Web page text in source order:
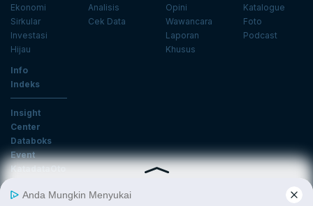
Ekonomi
Sirkular
Investasi
Hijau
Analisis
Cek Data
Opini
Wawancara
Laporan
Khusus
Katalogue
Foto
Podcast
Info
Indeks
Insight
Center
Databoks
Event
KatadataOto